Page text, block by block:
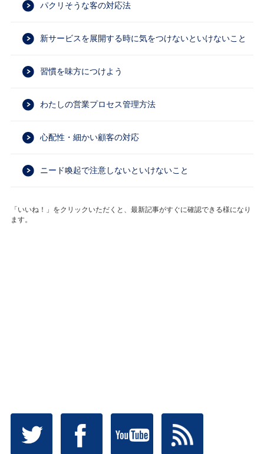
パクリそうな客の対応法
新サービスを展開する時に気をつけないといけないこと
習慣を味方につけよう
わたしの営業プロセス管理方法
心配性・細かい顧客の対応
ニード喚起で注意しないといけないこと
「いいね！」をクリックいただくと、最新記事がすぐに確認できる様になり
ます。